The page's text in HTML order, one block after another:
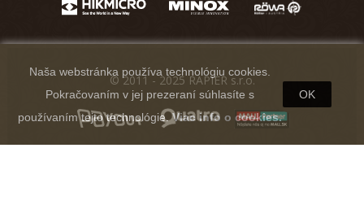
Naša webstránka používa technológiu cookies.
Pokračovaním v jej prezeraní súhlasíte s
používaním tejto technológie.Viac info o cookies.
OK
© 2011 - 2025 RAPIER s.r.o.